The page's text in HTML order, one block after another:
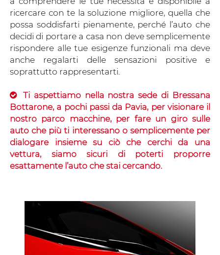
ricercare con te la soluzione migliore, quella che
possa soddisfarti pienamente, perché l’auto che
decidi di portare a casa non deve semplicemente
rispondere alle tue esigenze funzionali ma deve
anche regalarti delle sensazioni positive e
soprattutto rappresentarti.
Ti aspettiamo nella nostra sede di Bressana
Bottarone, a pochi passi da Pavia, per visionare il
nostro parco macchine, per fare un giro sulle
auto che più ti interessano o semplicemente per
dialogare insieme su ciò che cerchi da una
vettura, siamo sicuri di poterti proporre
esattamente l’auto che stai cercando.